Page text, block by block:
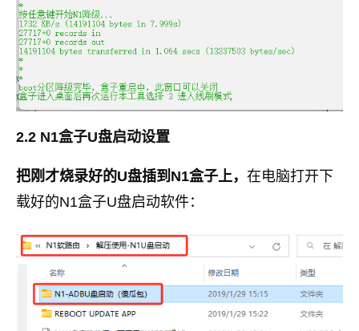
2.2 N1盒子U盘启动设置
把刚才烧录好的U盘插到N1盒子上， 在电脑打开下
载好的N1盒子U盘启动软件：